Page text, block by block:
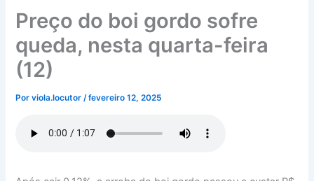
Preço do boi gordo sofre
queda, nesta quarta-feira
(12)
Porviola.locutor/fevereiro 12, 2025